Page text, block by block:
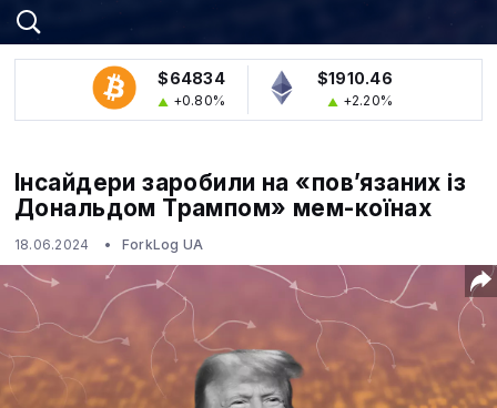
$64834
+0.80%
$1910.46
+2.20%
Інсайдери заробили на «пов’язаних із
Дональдом Трампом» мем-коїнах
18.06.2024 ForkLog UA